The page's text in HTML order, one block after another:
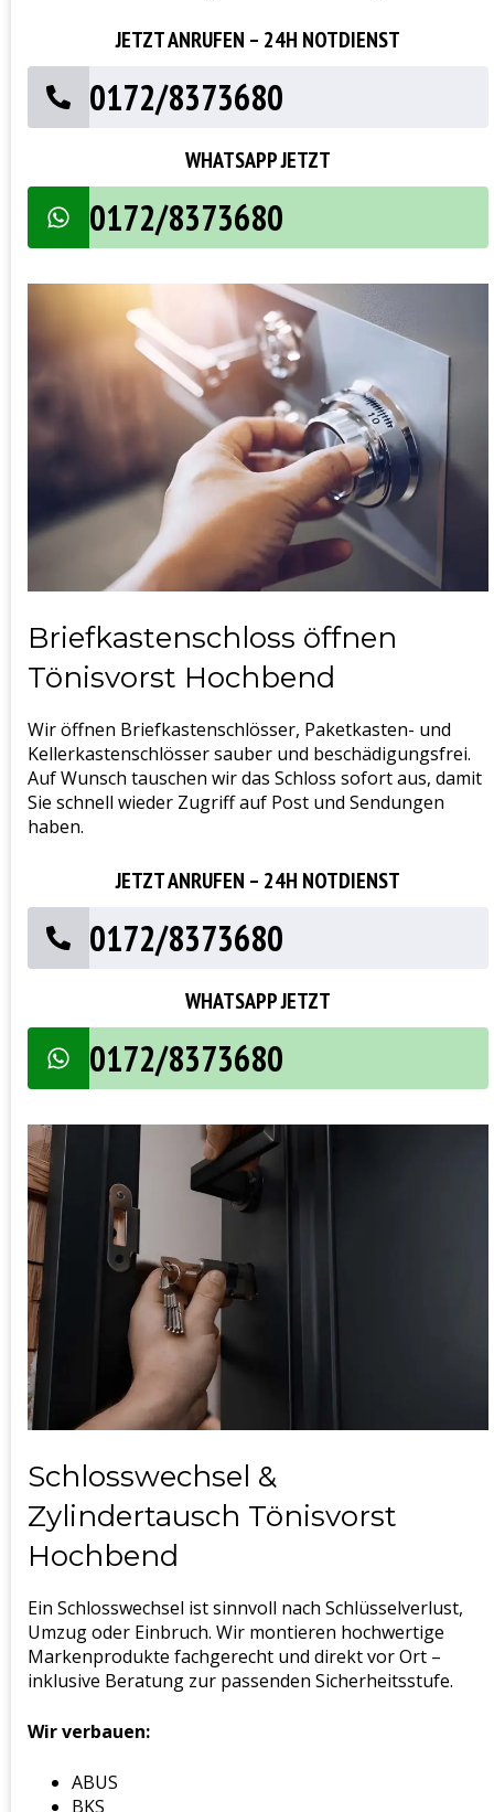
JETZT ANRUFEN – 24H NOTDIENST
0172/8373680
WHATSAPP JETZT
0172/8373680
Briefkastenschloss öffnen
Tönisvorst Hochbend
Wir öffnen Briefkastenschlösser, Paketkasten- und
Kellerkastenschlösser sauber und beschädigungsfrei.
Auf Wunsch tauschen wir das Schloss sofort aus, damit
Sie schnell wieder Zugriff auf Post und Sendungen
haben.
JETZT ANRUFEN – 24H NOTDIENST
0172/8373680
WHATSAPP JETZT
0172/8373680
Schlosswechsel &
Zylindertausch Tönisvorst
Hochbend
Ein Schlosswechsel ist sinnvoll nach Schlüsselverlust,
Umzug oder Einbruch. Wir montieren hochwertige
Markenprodukte fachgerecht und direkt vor Ort –
inklusive Beratung zur passenden Sicherheitsstufe.
Wir verbauen:
ABUS
BKS